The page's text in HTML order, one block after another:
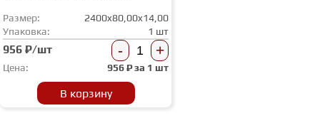
Размер:
2400x80,00x14,00
Упаковка:
1 шт
956 ₽/шт - +
Цена: 956₽ за 1 шт
В корзину